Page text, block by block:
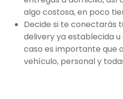
algo costosa, en poco
Decide si te conectarás
delivery ya establecida
caso es importante que
vehículo, personal y